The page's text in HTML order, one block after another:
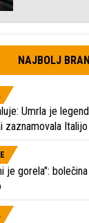
NAJBOLJ
Umrla je
zaznamovala Italijo
je gorela":